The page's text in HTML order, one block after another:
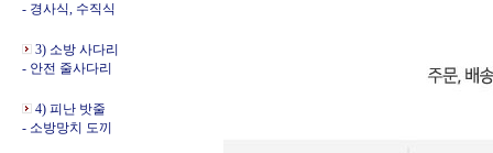
- 경사식, 수직식
3) 소방 사다리
- 안전 줄사다리
4) 피난 밧줄
- 소방망치 도끼